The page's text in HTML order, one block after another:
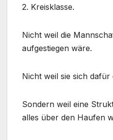
2. Kreisklasse.
Nicht weil die
aufgestiegen wäre.
Nicht weil sie sich dafür
Sondern weil eine
alles über den Haufen